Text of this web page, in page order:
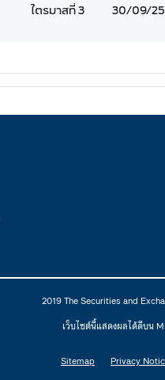
ไตรมาสที่ 3 30/09/
2019 The Securities and
เว็บไซต์นี้แสดงผลได้ดีบน
Sitemap Privacy